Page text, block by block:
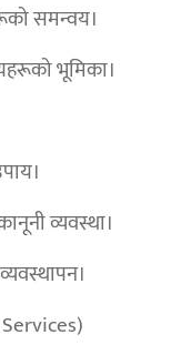
समन्वय।
भूमिका।
व्यवस्था।